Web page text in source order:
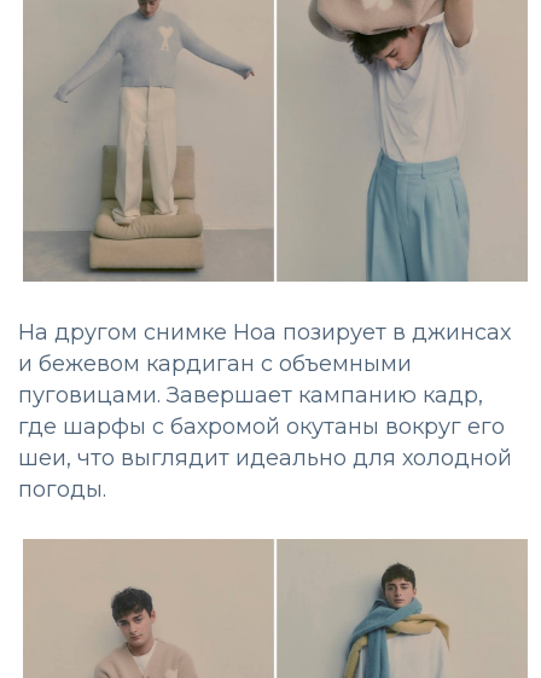
На другом снимке Ноа позирует в джинсах
и бежевом кардиган с объемными
пуговицами. Завершает кампанию кадр,
где шарфы с бахромой окутаны вокруг его
шеи, что выглядит идеально для холодной
погоды.